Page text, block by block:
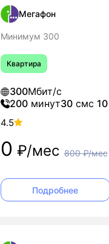
Мегафон
Минимум 300
Квартира
300Мбит/с
200 минут30 смс 10
4.5
0 ₽/мес 800₽/мес
Подробнее